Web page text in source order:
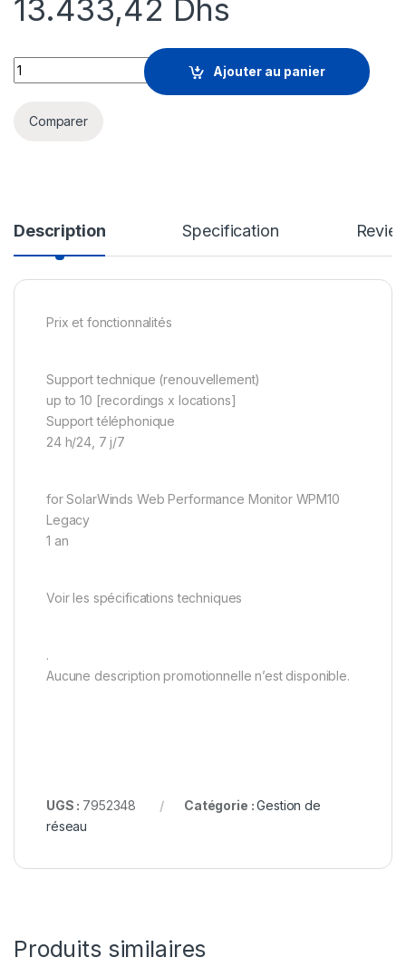
13.433,42 Dhs
SolarWinds Maintenance - support technique
Ajouter au panier
Comparer
Description Specification
Prix et fonctionnalités
Support technique (renouvellement)
up to 10 [recordings x locations]
Support téléphonique
24 h/24, 7 j/7
for SolarWinds Web Performance Monitor WPM10
Legacy
1 an
Voir les spécifications techniques
.
Aucune description promotionnelle n’est disponible.
UGS : 7952348 Catégorie :Gestion de
réseau
Produits similaires